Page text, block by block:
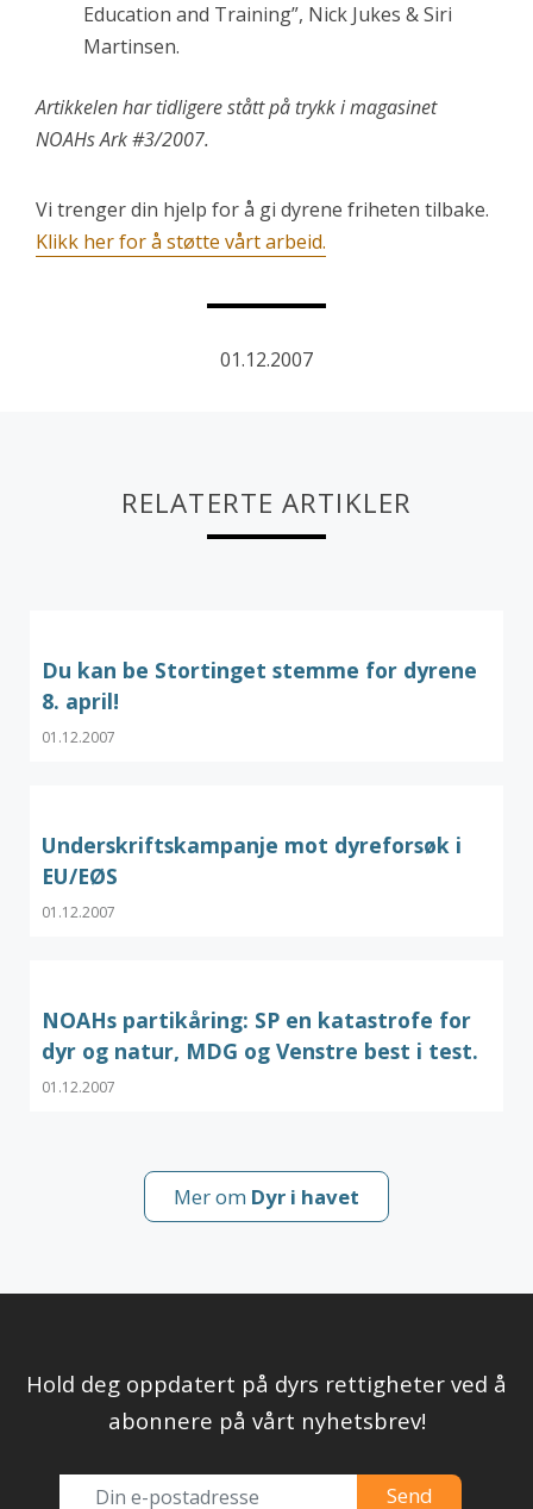
Education and Training”, Nick Jukes & Siri
Martinsen.
Artikkelen har tidligere stått på trykk i magasinet
NOAHs Ark #3/2007.
Vi trenger din hjelp for å gi dyrene friheten tilbake.
Klikk her for å støtte vårt arbeid.
01.12.2007
RELATERTE ARTIKLER
Du kan be Stortinget stemme for dyrene
8. april!
01.12.2007
Underskriftskampanje mot dyreforsøk i
EU/EØS
01.12.2007
NOAHs partikåring: SP en katastrofe for
dyr og natur, MDG og Venstre best i test.
01.12.2007
Mer om Dyr i havet
Hold deg oppdatert på dyrs rettigheter ved å
abonnere på vårt nyhetsbrev!